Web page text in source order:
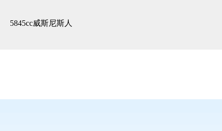
瑞望府 开工大吉！-5845cc威斯
尼斯人
5845cc威斯尼斯人